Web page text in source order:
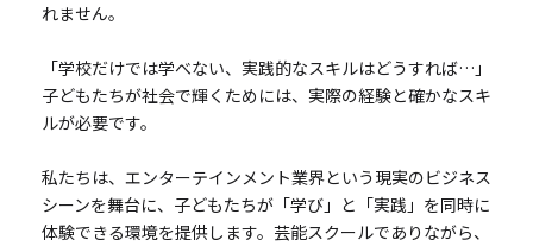
れません。
「学校だけでは学べない、実践的なスキルはどうすれば…」
子どもたちが社会で輝くためには、実際の経験と確かなスキ
ルが必要です。
私たちは、エンターテインメント業界という現実のビジネス
シーンを舞台に、子どもたちが「学び」と「実践」を同時に
体験できる環境を提供します。芸能スクールでありながら、